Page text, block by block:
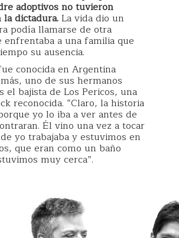
adoptivos no tuvieron
dictadura.La vida dio un
podía llamarse de otra
enfrentaba a una familia que
su ausencia.
conocida en Argentina
uno de sus hermanos
el bajista de Los Pericos, una
reconocida. “Claro, la historia
yo lo iba a ver antes de
Él vino una vez a tocar
yo trabajaba y estuvimos en
que eran como un baño
muy cerca”.